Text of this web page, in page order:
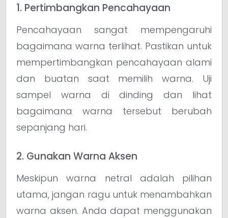
1. Pertimbangkan Pencahayaan
Pencahayaan sangat mempengaruhi
bagaimana warna terlihat. Pastikan untuk
mempertimbangkan pencahayaan alami
dan buatan saat memilih warna. Uji
sampel warna di dinding dan lihat
bagaimana warna tersebut berubah
sepanjang hari.
2. Gunakan Warna Aksen
Meskipun warna netral adalah pilihan
utama, jangan ragu untuk menambahkan
warna aksen. Anda dapat menggunakan